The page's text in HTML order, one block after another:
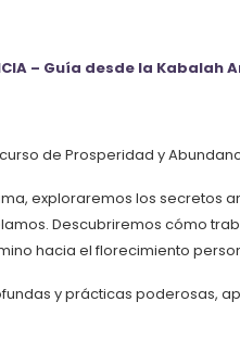
– Guía desde la Kabalah
de Prosperidad y
exploraremos los secretos
Descubriremos cómo
hacia el florecimiento
y prácticas poderosas,